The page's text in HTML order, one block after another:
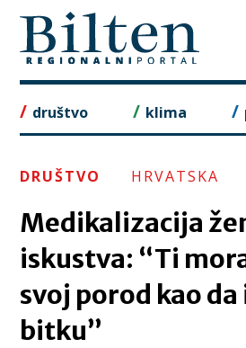
to
content
društvo klima
DRUŠTVO HRVATSKA
Medikalizacija
iskustva: “Ti
svoj porod kao da
bitku”